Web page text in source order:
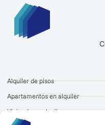
Alquiler de pisos
Apartamentos en alquiler
Vivienda en alquiler